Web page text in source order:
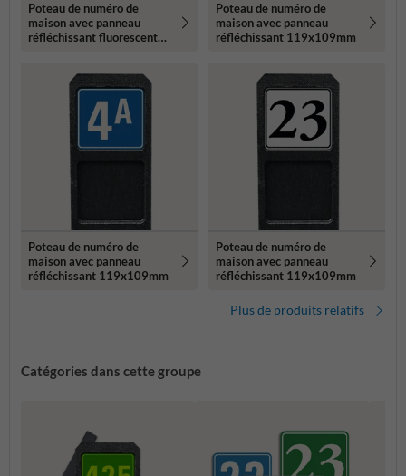
Poteau de numéro de
maison avec panneau
réfléchissant fluorescent
Poteau de numéro de
maison avec panneau
réfléchissant 119x109mm
Poteau de numéro de
maison avec panneau
réfléchissant 119x109mm
Poteau de numéro de
maison avec panneau
réfléchissant 119x109mm
Plus de produits relatifs
Catégories dans cette groupe